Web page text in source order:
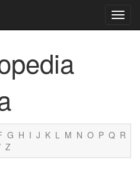
G H I J K L M N O P Q R
Z